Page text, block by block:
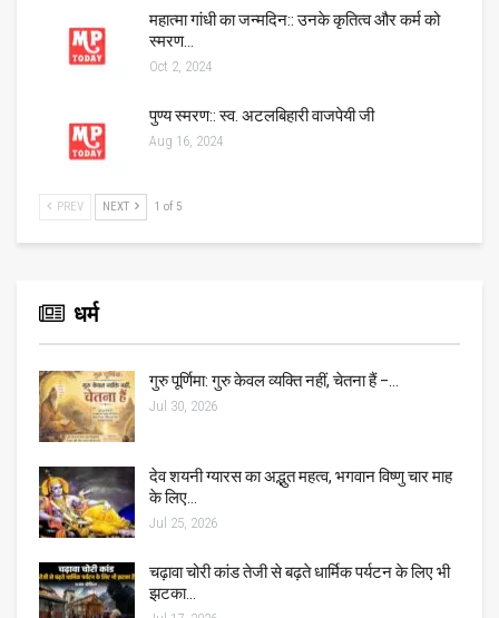
महात्मा गांधी का जन्मदिन:: उनके कृतित्व और कर्म को
स्मरण…
Oct 2, 2024
पुण्य स्मरण:: स्व. अटलबिहारी वाजपेयी जी
Aug 16, 2024
PREV NEXT 1 of 5
धर्म
गुरु पूर्णिमा: गुरु केवल व्यक्ति नहीं, चेतना हैं –…
Jul 30, 2026
देव शयनी ग्यारस का अद्भुत महत्व, भगवान विष्णु चार माह
के लिए…
Jul 25, 2026
चढ़ावा चोरी कांड तेजी से बढ़ते धार्मिक पर्यटन के लिए भी
झटका…